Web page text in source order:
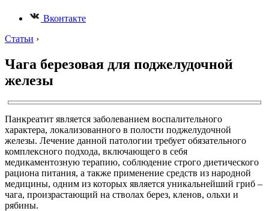
Вконтакте
Статьи ›
Чага березовая для поджелудочной
железы
Панкреатит является заболеванием воспалительного
характера, локализованного в полости поджелудочной
железы. Лечение данной патологии требует обязательного
комплексного подхода, включающего в себя
медикаментозную терапию, соблюдение строго диетического
рациона питания, а также применение средств из народной
медицины, одним из которых является уникальнейший гриб –
чага, произрастающий на стволах берез, кленов, ольхи и
рябины.